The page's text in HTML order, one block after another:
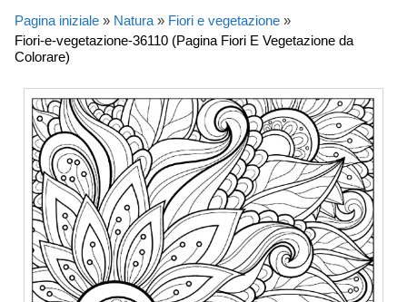
Pagina iniziale » Natura » Fiori e vegetazione »
Fiori-e-vegetazione-36110 (Pagina Fiori E Vegetazione da
Colorare)